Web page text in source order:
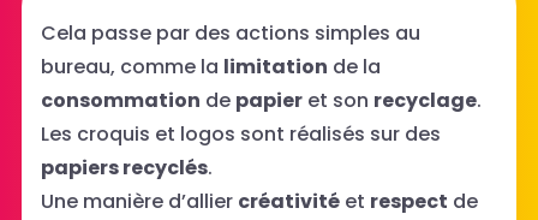
Cela passe par des actions simples au
bureau, comme la limitation de la
consommation de papier et son recyclage.
Les croquis et logos sont réalisés sur des
papiers recyclés.
Une manière d’allier créativité et respect de